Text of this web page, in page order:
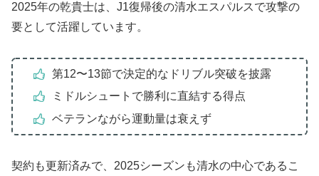
2025年の乾貴士は、J1復帰後の清水エスパルスで攻撃の
要として活躍しています。
第12〜13節で決定的なドリブル突破を披露
ミドルシュートで勝利に直結する得点
ベテランながら運動量は衰えず
契約も更新済みで、2025シーズンも清水の中心であるこ